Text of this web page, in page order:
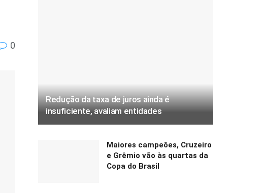
0
Redução da taxa de juros ainda é
insuficiente, avaliam entidades
Maiores campeões, Cruzeiro
e Grêmio vão às quartas da
Copa do Brasil